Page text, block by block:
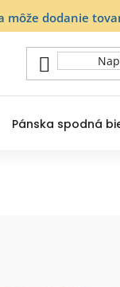
môže dodanie
Pánska spodná